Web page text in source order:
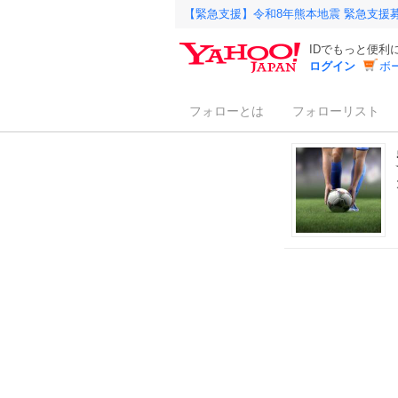
【緊急支援】令和8年熊本地震 緊急支援
IDでもっと便利
ログイン
ボ
フォローとは フォローリスト